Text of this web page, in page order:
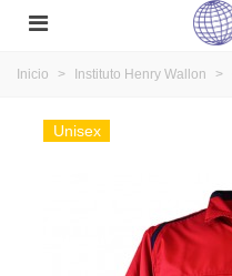
Inicio > Instituto Henry Wallon >
Unisex